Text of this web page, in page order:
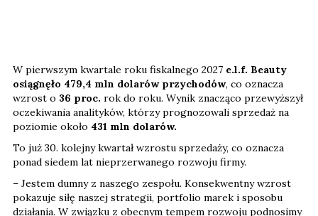
W pierwszym kwartale roku fiskalnego 2027 e.l.f. Beauty
osiągnęło 479,4 mln dolarów przychodów, co oznacza
wzrost o 36 proc. rok do roku. Wynik znacząco przewyższył
oczekiwania analityków, którzy prognozowali sprzedaż na
poziomie około 431 mln dolarów.
To już 30. kolejny kwartał wzrostu sprzedaży, co oznacza
ponad siedem lat nieprzerwanego rozwoju firmy.
– Jestem dumny z naszego zespołu. Konsekwentny wzrost
pokazuje siłę naszej strategii, portfolio marek i sposobu
działania. W związku z obecnym tempem rozwoju podnosimy